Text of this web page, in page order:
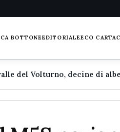
BOTTONEEDITORIALEECO